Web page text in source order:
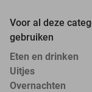
Voor al deze
gebruiken
Eten en drinken
Uitjes
Overnachten